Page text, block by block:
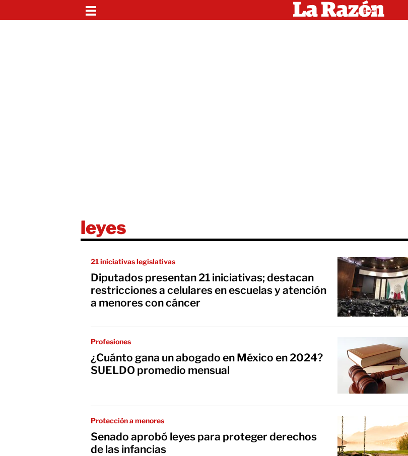
leyes
21 iniciativas legislativas
Diputados presentan 21 iniciativas; destacan
restricciones a celulares en escuelas y atención
a menores con cáncer
Profesiones
¿Cuánto gana un abogado en México en 2024?
SUELDO promedio mensual
Protección a menores
Senado aprobó leyes para proteger derechos
de las infancias